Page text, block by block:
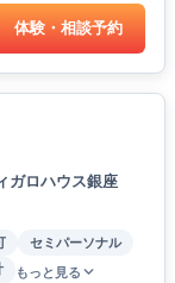
体験・相談予約
ガロハウス銀座
セミパーソナル
もっと見る